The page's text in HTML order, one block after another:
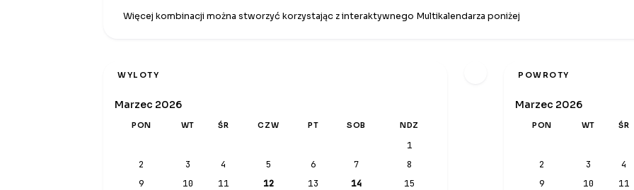
Więcej kombinacji można stworzyć korzystając z interaktywnego Multikalendarza poniżej
WYLOTY
Marzec 2026
PON WT ŚR CZW PT SOB NDZ
1
2
3 4 5 6 7
8
9
10 11 12 13 14
15
POWROTY
Marzec 2026
PON WT ŚR
2 3
4
9
10
11